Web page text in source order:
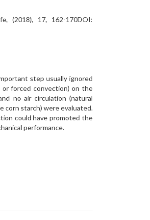
(2018), 17, 162-170DOI:
step usually ignored
forced convection) on the
no air circulation (natural
corn starch) were evaluated.
could have promoted the
performance.